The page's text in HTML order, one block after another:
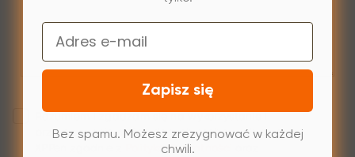
Rozumiem i zgadzam się na wykorzystanie i
przekazywanie moich danych osobowych przez
Polityką Prywatności
Email
Zapisz się
Bez spamu. Możesz zrezygnować w każdej
chwili.